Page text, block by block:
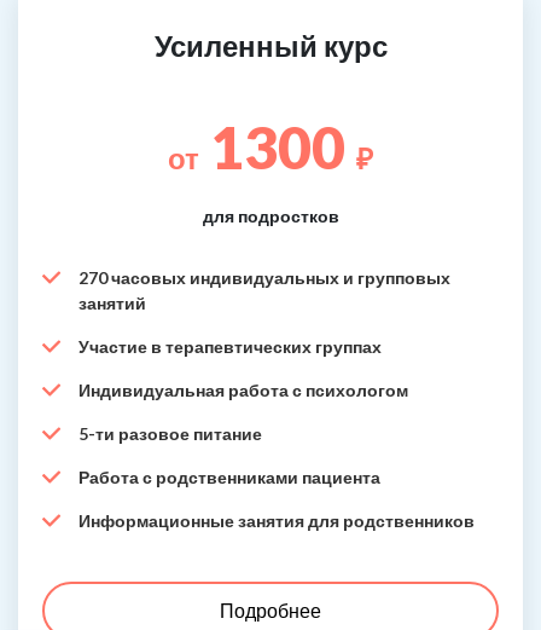
Усиленный курс
от 1300 ₽
для подростков
270 часовых индивидуальных и групповых
занятий
Участие в терапевтических группах
Индивидуальная работа с психологом
5-ти разовое питание
Работа с родственниками пациента
Информационные занятия для родственников
Подробнее